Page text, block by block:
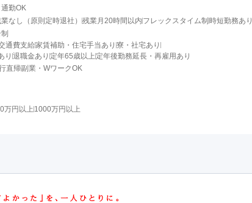
勤OK
なし（原則定時退社） 残業月20時間以内 フレックスタイム制時短勤務あり
通費支給家賃補助・住宅手当あり 寮・社宅あり
り 退職金あり 定年65歳以上 定年後勤務延長・再雇用あり
直帰副業・WワークOK
万円以上 1000万円以上